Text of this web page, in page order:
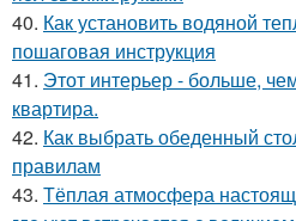
40. Как установить водяной
пошаговая инструкция
41. Этот интерьер - больше,
квартира.
42. Как выбрать обеденный
правилам
43. Тёплая атмосфера